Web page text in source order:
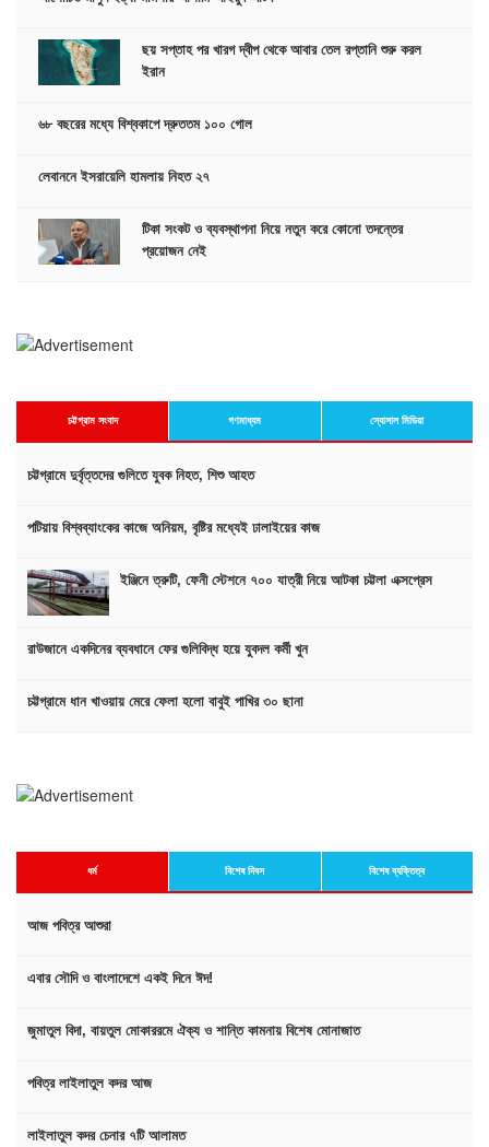
ছয় সপ্তাহ পর খারগ দ্বীপ থেকে আবার তেল রপ্তানি শুরু করল
ইরান
৬৮ বছরের মধ্যে বিশ্বকাপে দ্রুততম ১০০ গোল
লেবাননে ইসরায়েলি হামলায় নিহত ২৭
টিকা সংকট ও ব্যবস্থাপনা নিয়ে নতুন করে কোনো তদন্তের
প্রয়োজন নেই
চট্টগ্রাম সংবাদ গণমাধ্যম স্যোসাল মিডিয়া
চট্টগ্রামে দুর্বৃত্তদের গুলিতে যুবক নিহত, শিশু আহত
পটিয়ায় বিশ্বব্যাংকের কাজে অনিয়ম, বৃষ্টির মধ্যেই ঢালাইয়ের কাজ
ইঞ্জিনে ত্রুটি, ফেনী স্টেশনে ৭০০ যাত্রী নিয়ে আটকা চট্টলা এক্সপ্রেস
রাউজানে একদিনের ব্যবধানে ফের গুলিবিদ্ধ হয়ে যুবদল কর্মী খুন
চট্টগ্রামে ধান খাওয়ায় মেরে ফেলা হলো বাবুই পাখির ৩০ ছানা
ধর্ম বিশেষ দিবস বিশেষ ব্যক্তিত্ব
আজ পবিত্র আশুরা
এবার সৌদি ও বাংলাদেশে একই দিনে ঈদ!
জুমাতুল বিদা, বায়তুল মোকাররমে ঐক্য ও শান্তি কামনায় বিশেষ মোনাজাত
পবিত্র লাইলাতুল কদর আজ
লাইলাতুল কদর চেনার ৭টি আলামত